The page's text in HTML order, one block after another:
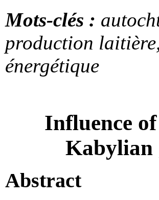
Mots-clés :
production
énergétique
Influence
Kabylian
Abstract